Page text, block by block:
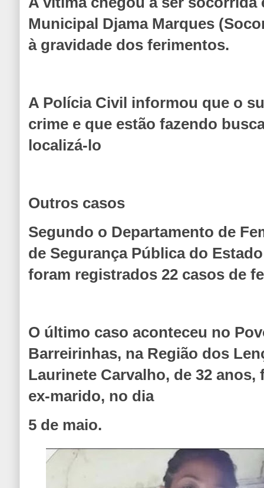
Municipal Djama Marques
à gravidade dos ferimentos.
A Polícia Civil informou que o
crime e que estão fazendo
localizá-lo
Outros casos
Segundo o Departamento de
de Segurança Pública do
foram registrados 22 casos de
O último caso aconteceu no
Barreirinhas, na Região dos
Laurinete Carvalho, de 32
ex-marido, no dia
5 de maio.